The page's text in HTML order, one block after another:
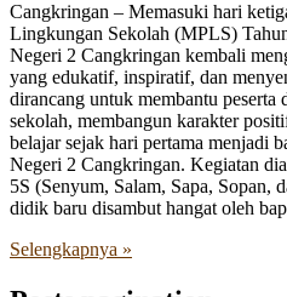
Cangkringan – Memasuki hari
Lingkungan Sekolah (MPLS)
Negeri 2 Cangkringan kembali
yang edukatif, inspiratif, dan
dirancang untuk membantu
sekolah, membangun karakter
belajar sejak hari pertama menjadi
Negeri 2 Cangkringan. Kegiatan
5S (Senyum, Salam, Sapa, Sopan,
didik baru disambut hangat oleh
Selengkapnya »